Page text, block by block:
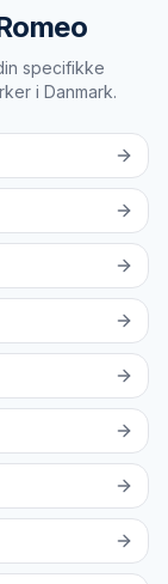
specifikke
i Danmark.